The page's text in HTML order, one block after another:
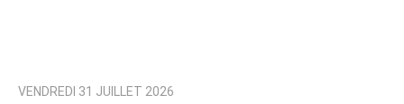
VENDREDI 31 JUILLET 2026